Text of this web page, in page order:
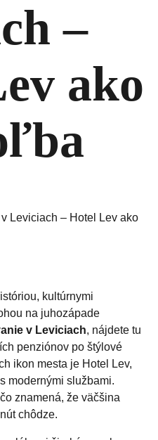
–
ako
Leviciach – Hotel Lev ako
kultúrnymi
na juhozápade
v Leviciach, nájdete tu
penziónov po štýlové
ikon mesta je Hotel Lev,
modernými službami.
znamená, že väčšina
chôdze.